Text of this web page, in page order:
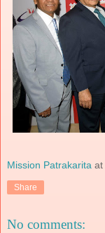
Mission Patrakarita at
Share
No comments: